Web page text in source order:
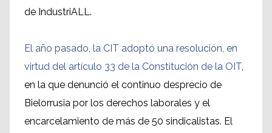
de IndustriALL.
El año pasado, la CIT adoptó una resolución, en
virtud del artículo 33 de la Constitución de la OIT,
en la que denunció el continuo desprecio de
Bielorrusia por los derechos laborales y el
encarcelamiento de más de 50 sindicalistas. El